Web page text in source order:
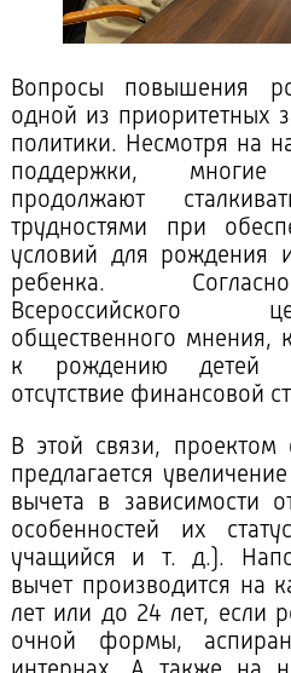
Вопросы повышения
одной из приоритетных
политики. Несмотря на
поддержки,
продолжают
трудностями при
условий для рождения
ребенка.
Всероссийского
общественного мнения,
к рождению детей
отсутствие финансовой
В этой связи, проектом
предлагается
вычета в зависимости
особенностей их
учащийся и т. д.).
вычет производится на
лет или до 24 лет, если
очной формы,